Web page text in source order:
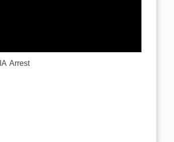
Arrest